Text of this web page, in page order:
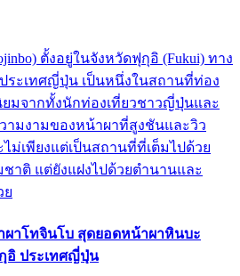
ตั้งอยู่ในจังหวัดฟุกุอิ (Fukui) ทาง
ระเทศญี่ปุ่น เป็นหนึ่งในสถานที่ท่อง
มจากทั้งนักท่องเที่ยวชาวญี่ปุ่นและ
ามงามของหน้าผาที่สูงชันและวิว
ม่เพียงแต่เป็นสถานที่ที่เต็มไปด้วย
าติ แต่ยังแฝงไปด้วยตำนานและ
ย
ผาโทจินโบ สุดยอดหน้าผาหินบะ
อิ ประเทศญี่ปุ่น